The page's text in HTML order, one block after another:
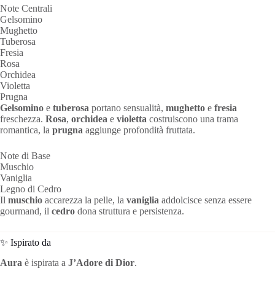
Note Centrali
Gelsomino
Mughetto
Tuberosa
Fresia
Rosa
Orchidea
Violetta
Prugna
Gelsomino e tuberosa portano sensualità, mughetto e fresia
freschezza. Rosa, orchidea e violetta costruiscono una trama
romantica, la prugna aggiunge profondità fruttata.
Note di Base
Muschio
Vaniglia
Legno di Cedro
Il muschio accarezza la pelle, la vaniglia addolcisce senza essere
gourmand, il cedro dona struttura e persistenza.
✨ Ispirato da
Aura è ispirata a J’Adore di Dior.